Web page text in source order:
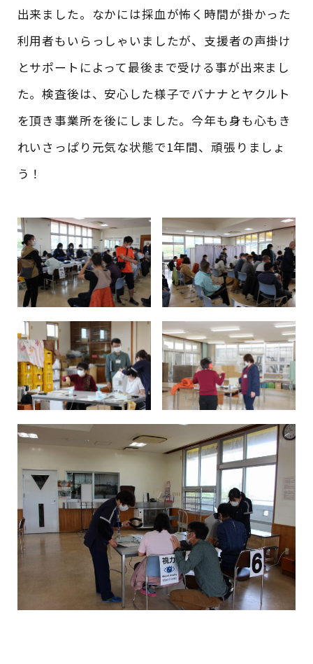
出来ました。なかには採血が怖く時間が掛かった
利用者もいらっしゃいましたが、支援者の声掛け
とサポートによって最後まで受ける事が出来まし
た。検査後は、安心した様子でバナナとヤクルト
を頂き事業所を後にしました。今年も身も心もき
れいさっぱり元気な状態で1年間、頑張りましょ
う！